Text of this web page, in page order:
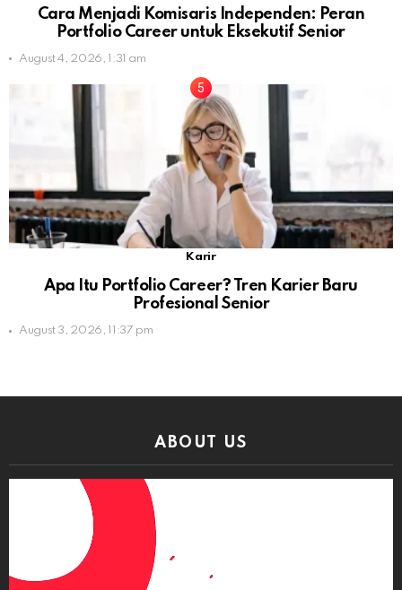
Cara Menjadi Komisaris Independen: Peran
Portfolio Career untuk Eksekutif Senior
August 4, 2026, 1:31 am
Karir
Apa Itu Portfolio Career? Tren Karier Baru
Profesional Senior
August 3, 2026, 11:37 pm
ABOUT US